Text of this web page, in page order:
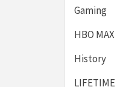
Gaming
HBO MAX
History
LIFETIME